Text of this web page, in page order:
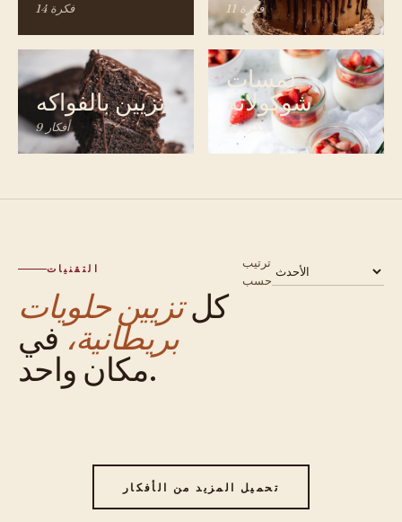
14 فكرة 11 فكرة
تزيين بالفواكه
9 أفكار
لمسات
شوكولاتة
16 فكرة
التقنيات
كلتزيين حلويات
بريطانية،في
مكان واحد.
ترتيب
حسب
تحميل المزيد من الأفكار